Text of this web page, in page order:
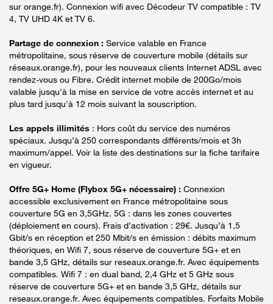
sur orange.fr). Connexion wifi avec Décodeur TV compatible : TV
4, TV UHD 4K et TV 6.
Partage de connexion : Service valable en France
métropolitaine, sous réserve de couverture mobile (détails sur
réseaux.orange.fr), pour les nouveaux clients Internet ADSL avec
rendez-vous ou Fibre. Crédit internet mobile de 200Go/mois
valable jusqu'à la mise en service de votre accès internet et au
plus tard jusqu'à 12 mois suivant la souscription.
Les appels illimités : Hors coût du service des numéros
spéciaux. Jusqu’à 250 correspondants différents/mois et 3h
maximum/appel. Voir la liste des destinations sur la fiche tarifaire
en vigueur.
Offre 5G+ Home (Flybox 5G+ nécessaire) : Connexion
accessible exclusivement en France métropolitaine sous
couverture 5G en 3,5GHz. 5G : dans les zones couvertes
(déploiement en cours). Frais d’activation : 29€. Jusqu’à 1,5
Gbit/s en réception et 250 Mbit/s en émission : débits maximum
théoriques, en Wifi 7, sous réserve de couverture 5G+ et en
bande 3,5 GHz, détails sur reseaux.orange.fr. Avec équipements
compatibles. Wifi 7 : en dual band, 2,4 GHz et 5 GHz sous
réserve de couverture 5G+ et en bande 3,5 GHz, détails sur
reseaux.orange.fr. Avec équipements compatibles. Forfaits Mobile